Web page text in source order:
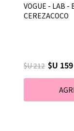
VOGUE - LAB -
CEREZACOCO
$U 212 $U 159